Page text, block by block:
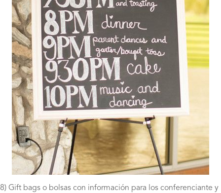
8) Gift bags o bolsas con información para los conferenciante y